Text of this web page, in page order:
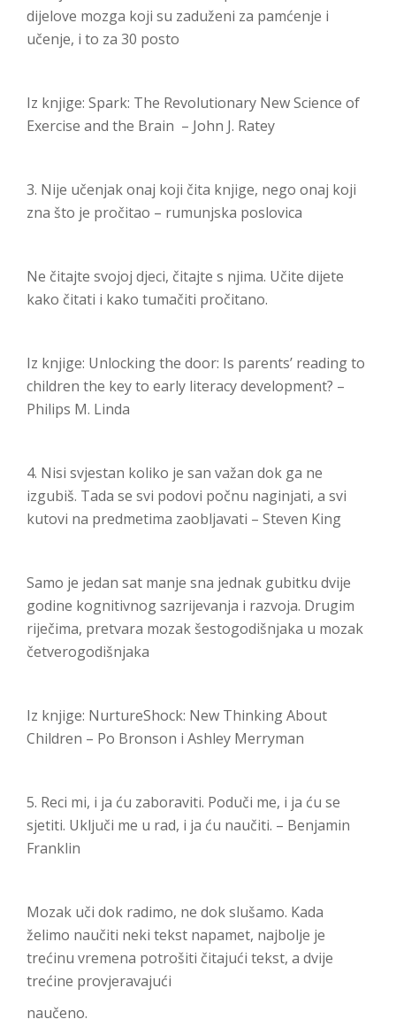
dijelove mozga koji su zaduženi za pamćenje i
učenje, i to za 30 posto
Iz knjige: Spark: The Revolutionary New Science of
Exercise and the Brain – John J. Ratey
3. Nije učenjak onaj koji čita knjige, nego onaj koji
zna što je pročitao – rumunjska poslovica
Ne čitajte svojoj djeci, čitajte s njima. Učite dijete
kako čitati i kako tumačiti pročitano.
Iz knjige: Unlocking the door: Is parents’ reading to
children the key to early literacy development? –
Philips M. Linda
4. Nisi svjestan koliko je san važan dok ga ne
izgubiš. Tada se svi podovi počnu naginjati, a svi
kutovi na predmetima zaobljavati – Steven King
Samo je jedan sat manje sna jednak gubitku dvije
godine kognitivnog sazrijevanja i razvoja. Drugim
riječima, pretvara mozak šestogodišnjaka u mozak
četverogodišnjaka
Iz knjige: NurtureShock: New Thinking About
Children – Po Bronson i Ashley Merryman
5. Reci mi, i ja ću zaboraviti. Poduči me, i ja ću se
sjetiti. Uključi me u rad, i ja ću naučiti. – Benjamin
Franklin
Mozak uči dok radimo, ne dok slušamo. Kada
želimo naučiti neki tekst napamet, najbolje je
trećinu vremena potrošiti čitajući tekst, a dvije
trećine provjeravajući
naučeno.